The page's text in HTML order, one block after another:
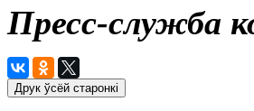
Пресс-служба